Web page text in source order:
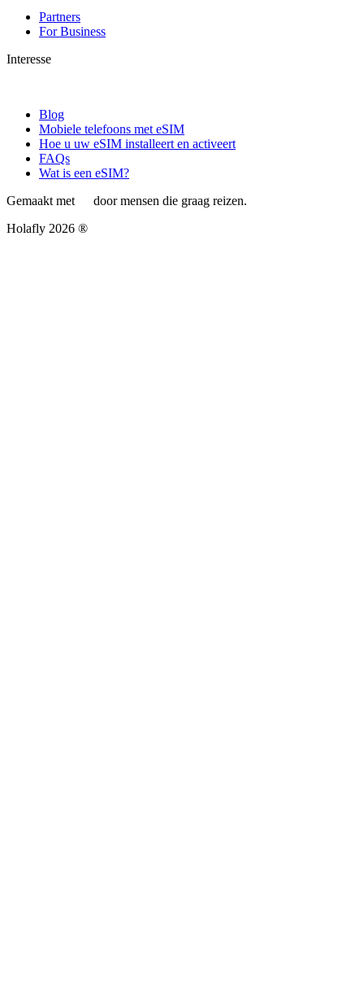
Partners
For Business
Interesse
Blog
Mobiele telefoons met eSIM
Hoe u uw eSIM installeert en activeert
FAQs
Wat is een eSIM?
Gemaakt met
door mensen die graag reizen.
Holafly 2026 ®